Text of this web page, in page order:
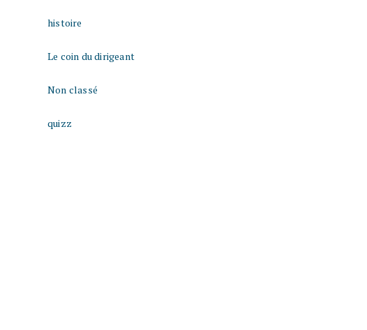
histoire
Le coin du dirigeant
Non classé
quizz